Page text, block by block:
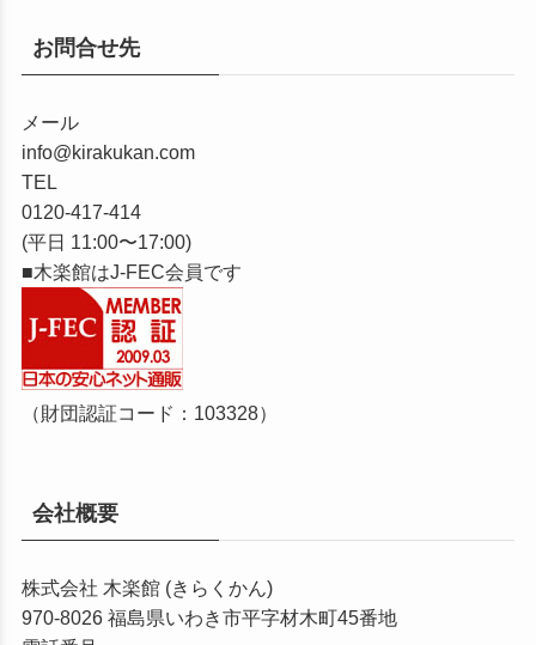
お問合せ先
メール
info@kirakukan.com
TEL
0120-417-414
(平日 11:00〜17:00)
■木楽館はJ-FEC会員です
（財団認証コード：103328）
会社概要
株式会社 木楽館 (きらくかん)
970-8026 福島県いわき市平字材木町45番地